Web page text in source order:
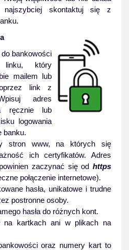
skontaktuj się z
bankowości
linku, który
mailem lub
link z
adres
ręcznie lub
logowania
banku.
stron www, na których się
ich certyfikatów. Adres
zaczynać się od https
połączenie internetowe).
hasła, unikatowe i trudne
postronne osoby.
hasła do różnych kont.
na kartkach ani w plikach na
oraz numery kart to